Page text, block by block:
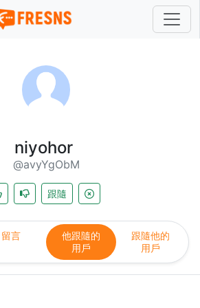
niyohor
@avyYgObM
跟隨
留言
他跟隨的
用戶
跟隨他的
用戶